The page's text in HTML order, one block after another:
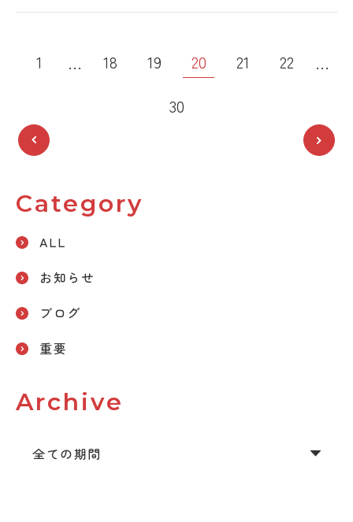
の
ペー
ジ
り
1 … 18 19 20 21 22
…
30
Category
ALL
お知らせ
ブログ
重要
Archive